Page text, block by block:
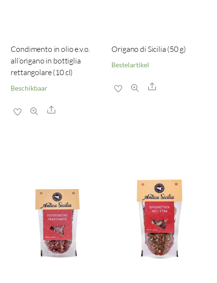
Condimento in olio e.v.o.
all’origano in bottiglia
rettangolare (10 cl)
Beschikbaar
Share
Origano di Sicilia (50 g)
Bestelartikel
Share